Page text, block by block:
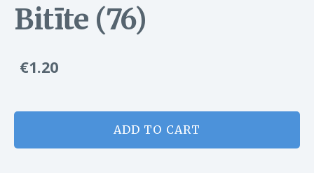
Bitīte (76)
€1.20
ADD TO CART